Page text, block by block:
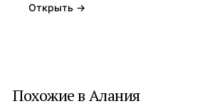
Открыть →
Похожие в Алания